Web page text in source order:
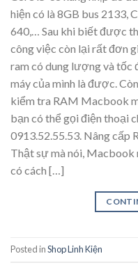
hiện có là 8GB bus 2133,
640,… Sau khi biết được
công việc còn lại rất đơn
ram có dung lượng và tốc
máy của mình là được.
kiểm tra RAM Macbook
bạn có thể gọi điện thoại
0913.52.55.53. Nâng cấp
Thật sự mà nói, Macbook
có cách […]
Posted inShop Linh Kiện